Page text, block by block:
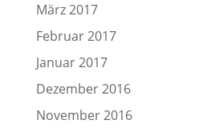
März 2017
Februar 2017
Januar 2017
Dezember 2016
November 2016